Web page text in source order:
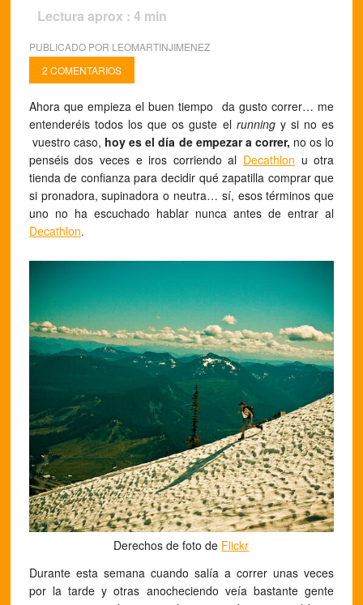
Lectura aprox : 4 min
PUBLICADO POR LEOMARTINJIMENEZ
2 COMENTARIOS
Ahora que empieza el buen tiempo da gusto correr… me
entenderéis todos los que os guste el running y si no es
vuestro caso, hoy es el día de empezar a correr, no os lo
penséis dos veces e iros corriendo al Decathlon u otra
tienda de confianza para decidir qué zapatilla comprar que
si pronadora, supinadora o neutra… sí, esos términos que
uno no ha escuchado hablar nunca antes de entrar al
Decathlon.
Derechos de foto de Flickr
Durante esta semana cuando salía a correr unas veces
por la tarde y otras anocheciendo veía bastante gente